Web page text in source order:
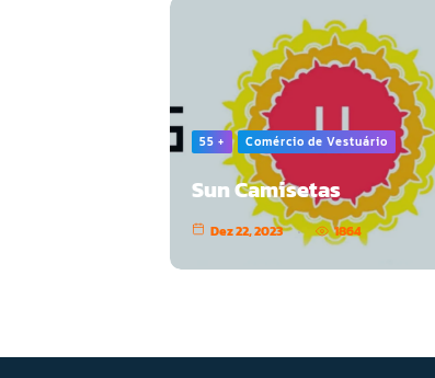
55 + Comércio de Vestuário
Sun Camisetas
Dez 22, 2023 1864